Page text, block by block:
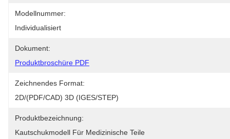
Modellnummer:
Individualisiert
Dokument:
Produktbroschüre PDF
Zeichnendes Format:
2D/(PDF/CAD) 3D (IGES/STEP)
Produktbezeichnung:
Kautschukmodell Für Medizinische Teile